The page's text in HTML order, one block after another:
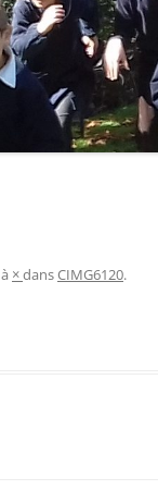
à ×dansCIMG6120.